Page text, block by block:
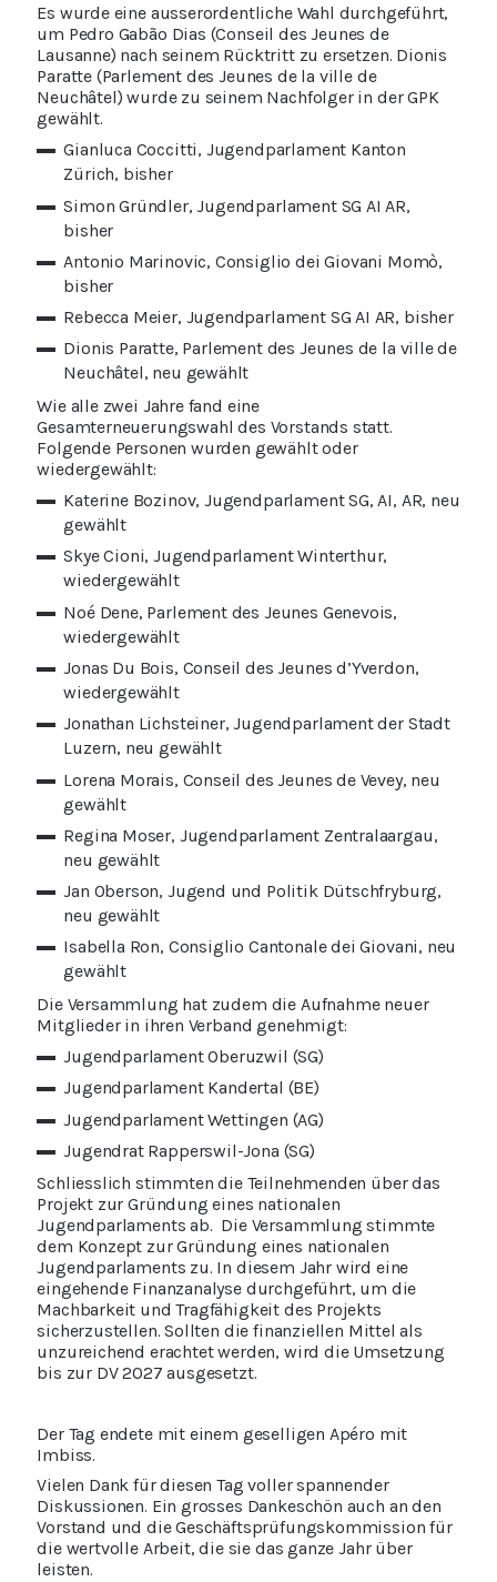
Es wurde eine ausserordentliche Wahl durchgeführt,
um Pedro Gabão Dias (Conseil des Jeunes de
Lausanne) nach seinem Rücktritt zu ersetzen. Dionis
Paratte (Parlement des Jeunes de la ville de
Neuchâtel) wurde zu seinem Nachfolger in der GPK
gewählt.
Gianluca Coccitti, Jugendparlament Kanton
Zürich, bisher
Simon Gründler, Jugendparlament SG AI AR,
bisher
Antonio Marinovic, Consiglio dei Giovani Momò,
bisher
Rebecca Meier, Jugendparlament SG AI AR, bisher
Dionis Paratte, Parlement des Jeunes de la ville de
Neuchâtel, neu gewählt
Wie alle zwei Jahre fand eine
Gesamterneuerungswahl des Vorstands statt.
Folgende Personen wurden gewählt oder
wiedergewählt:
Katerine Bozinov, Jugendparlament SG, AI, AR, neu
gewählt
Skye Cioni, Jugendparlament Winterthur,
wiedergewählt
Noé Dene, Parlement des Jeunes Genevois,
wiedergewählt
Jonas Du Bois, Conseil des Jeunes d’Yverdon,
wiedergewählt
Jonathan Lichsteiner, Jugendparlament der Stadt
Luzern, neu gewählt
Lorena Morais, Conseil des Jeunes de Vevey, neu
gewählt
Regina Moser, Jugendparlament Zentralaargau,
neu gewählt
Jan Oberson, Jugend und Politik Dütschfryburg,
neu gewählt
Isabella Ron, Consiglio Cantonale dei Giovani, neu
gewählt
Die Versammlung hat zudem die Aufnahme neuer
Mitglieder in ihren Verband genehmigt:
Jugendparlament Oberuzwil (SG)
Jugendparlament Kandertal (BE)
Jugendparlament Wettingen (AG)
Jugendrat Rapperswil-Jona (SG)
Schliesslich stimmten die Teilnehmenden über das
Projekt zur Gründung eines nationalen
Jugendparlaments ab. Die Versammlung stimmte
dem Konzept zur Gründung eines nationalen
Jugendparlaments zu. In diesem Jahr wird eine
eingehende Finanzanalyse durchgeführt, um die
Machbarkeit und Tragfähigkeit des Projekts
sicherzustellen. Sollten die finanziellen Mittel als
unzureichend erachtet werden, wird die Umsetzung
bis zur DV 2027 ausgesetzt.
Der Tag endete mit einem geselligen Apéro mit
Imbiss.
Vielen Dank für diesen Tag voller spannender
Diskussionen. Ein grosses Dankeschön auch an den
Vorstand und die Geschäftsprüfungskommission für
die wertvolle Arbeit, die sie das ganze Jahr über
leisten.